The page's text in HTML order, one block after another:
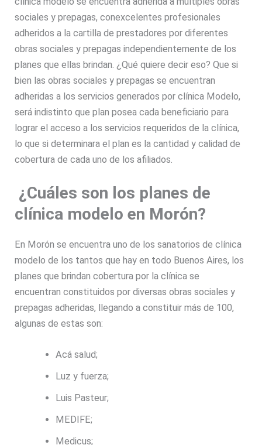
sociales y prepagas, conexcelentes profesionales
adheridos a la cartilla de prestadores por diferentes
obras sociales y prepagas independientemente de los
planes que ellas brindan. ¿Qué quiere decir eso? Que si
bien las obras sociales y prepagas se encuentran
adheridas a los servicios generados por clínica Modelo,
será indistinto que plan posea cada beneficiario para
lograr el acceso a los servicios requeridos de la clínica,
lo que si determinara el plan es la cantidad y calidad de
cobertura de cada uno de los afiliados.
¿Cuáles son los planes de
clínica modelo en Morón?
En Morón se encuentra uno de los sanatorios de clínica
modelo de los tantos que hay en todo Buenos Aires, los
planes que brindan cobertura por la clínica se
encuentran constituidos por diversas obras sociales y
prepagas adheridas, llegando a constituir más de 100,
algunas de estas son:
Acá salud;
Luz y fuerza;
Luis Pasteur;
MEDIFE;
Medicus;